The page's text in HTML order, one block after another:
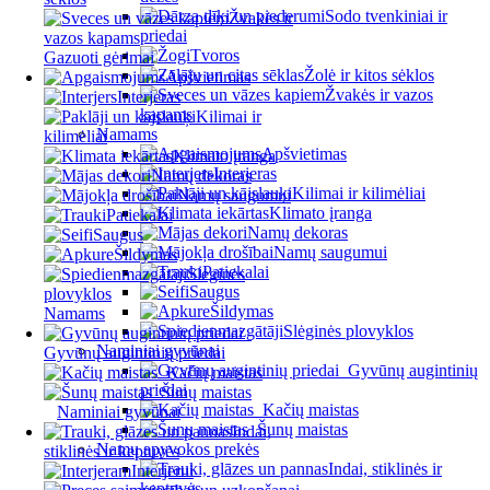
Žvakės ir
vazos kapams
Gazuoti gėrimai
Apšvietimas
Interjeras
Kilimai ir
kilimėliai
Klimato įranga
Namų dekoras
Namų saugumui
Patiekalai
Saugus
Šildymas
Slėginės
plovyklos
Namams
Gyvūnų augintinių priedai
Kačių maistas
Šunų maistas
Naminiai gyvūnai
Indai,
stiklinės ir keptuvės
Interjerui
Sodo tvenkiniai ir
priedai
Tvoros
Žolė ir kitos sėklos
Žvakės ir vazos
kapams
Namams
Apšvietimas
Interjeras
Kilimai ir kilimėliai
Klimato įranga
Namų dekoras
Namų saugumui
Patiekalai
Saugus
Šildymas
Slėginės plovyklos
Naminiai gyvūnai
Gyvūnų augintinių
priedai
Kačių maistas
Šunų maistas
Namų apyvokos prekės
Indai, stiklinės ir